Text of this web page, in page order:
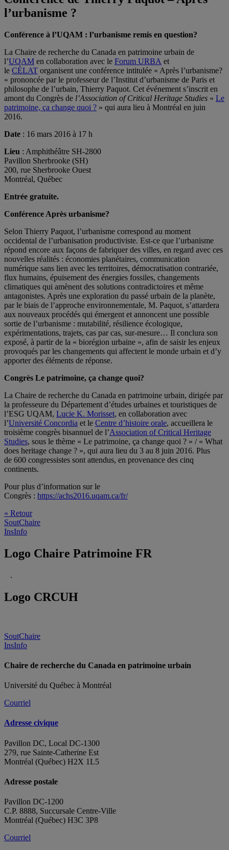
l’urbanisme ?
Conférence à l’UQAM : l’urbanisme remis en question?
La Chaire de recherche du Canada en patrimoine urbain de
l’UQAM en collaboration avec le Forum URBA et
le CÉLAT organisent une conférence intitulée « Après l’urbanisme?
» prononcée par le professeur de l’Institut d’urbanisme de Paris et
philosophe de l’urbain, Thierry Paquot. Cet événement s’inscrit en
amont du Congrès de l’Association of Critical Heritage Studies « Le
patrimoine, ça change quoi ? » qui aura lieu à Montréal en juin
2016.
Date : 16 mars 2016 à 17 h
Lieu : Amphithéâtre SH-2800
Pavillon Sherbrooke (SH)
200, rue Sherbrooke Ouest
Montréal, Québec
Entrée gratuite.
Conférence Après urbanisme?
Selon Thierry Paquot, l’urbanisme correspond au moment
occidental de l’urbanisation productiviste. Est-ce que l’urbanisme
répond encore aux façons de fabriquer des villes, en regard avec ces
nouvelles réalités : économies planétaires, communication
numérique sans lien avec les territoires, démocratisation contrariée,
flux humains, épuisement des énergies fossiles, changements
climatiques qui amènent des solutions contradictoires et même
antagonistes. Après une exploration du passé urbain de la planète,
par le biais de l’approche environnementale, M. Paquot, s’attardera
aux nouveaux procédés qui émergent et annoncent une possible
sortie de l’urbanisme : mutabilité, résilience écologique,
expérimentations, trajets, cas par cas, sur-mesure… Il conclura son
exposé, à partir de la « biorégion urbaine », afin de saisir les enjeux
provoqués par les changements qui affectent le monde urbain et d’y
apporter des éléments de réponse.
Congrès Le patrimoine, ça change quoi?
La Chaire de recherche du Canada en patrimoine urbain, dirigée par
la professeure du Département d’études urbaines et touristiques de
l’ESG UQAM, Lucie K. Morisset, en collaboration avec
l’Université Concordia et le Centre d’histoire orale, accueillera le
troisième congrès bisannuel de l’Association of Critical Heritage
Studies, sous le thème « Le patrimoine, ça change quoi ? » / « What
does heritage change ? », qui aura lieu du 3 au 8 juin 2016. Plus
de 600 congressistes sont attendus, en provenance des cinq
continents.
Pour plus d’information sur le
Congrès : https://achs2016.uqam.ca/fr/
« Retour
SoutChaire
InsInfo
Logo Chaire Patrimoine FR
.
Logo CRCUH
SoutChaire
InsInfo
Chaire de recherche du Canada en patrimoine urbain
Université du Québec à Montréal
Courriel
Adresse civique
Pavillon DC, Local DC-1300
279, rue Sainte-Catherine Est
Montréal (Québec) H2X 1L5
Adresse postale
Pavillon DC-1200
C.P. 8888, Succursale Centre-Ville
Montréal (Québec) H3C 3P8
Courriel